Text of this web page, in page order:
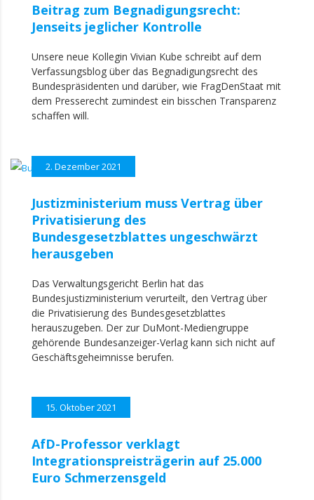
Beitrag zum Begnadigungsrecht:
Jenseits jeglicher Kontrolle
Unsere neue Kollegin Vivian Kube schreibt auf dem
Verfassungsblog über das Begnadigungsrecht des
Bundespräsidenten und darüber, wie FragDenStaat mit
dem Presserecht zumindest ein bisschen Transparenz
schaffen will.
2. Dezember 2021
Justizministerium muss Vertrag über
Privatisierung des
Bundesgesetzblattes ungeschwärzt
herausgeben
Das Verwaltungsgericht Berlin hat das
Bundesjustizministerium verurteilt, den Vertrag über
die Privatisierung des Bundesgesetzblattes
herauszugeben. Der zur DuMont-Mediengruppe
gehörende Bundesanzeiger-Verlag kann sich nicht auf
Geschäftsgeheimnisse berufen.
15. Oktober 2021
AfD-Professor verklagt
Integrationspreisträgerin auf 25.000
Euro Schmerzensgeld